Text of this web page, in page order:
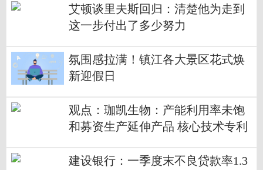
艾顿谈里夫斯回归：清楚他为走到
这一步付出了多少努力
氛围感拉满！镇江各大景区花式焕
新迎假日
观点：珈凯生物：产能利用率未饱
和募资生产延伸产品 核心技术专利
利
建设银行：一季度末不良贷款率1.3